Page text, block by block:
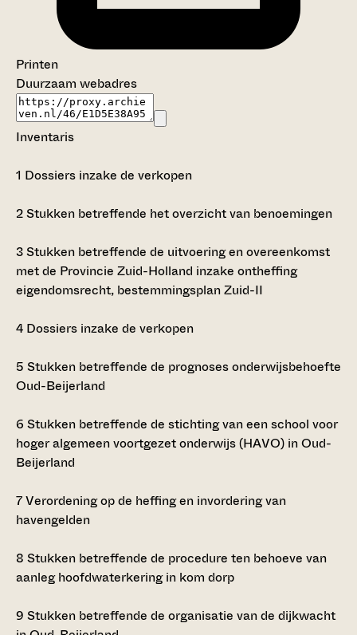
Printen
Duurzaam webadres
Inventaris
1 Dossiers inzake de verkopen
2Stukken betreffende het overzicht van benoemingen
3Stukken betreffende de uitvoering en overeenkomst
met de Provincie Zuid-Holland inzake ontheffing
eigendomsrecht, bestemmingsplan Zuid-II
4 Dossiers inzake de verkopen
5 Stukken betreffende de prognoses onderwijsbehoefte
Oud-Beijerland
6 Stukken betreffende de stichting van een school voor
hoger algemeen voortgezet onderwijs (HAVO) in Oud-
Beijerland
7Verordening op de heffing en invordering van
havengelden
8 Stukken betreffende de procedure ten behoeve van
aanleg hoofdwaterkering in kom dorp
9 Stukken betreffende de organisatie van de dijkwacht